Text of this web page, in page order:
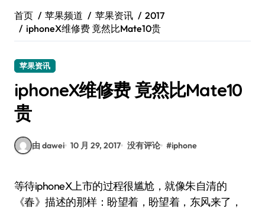
首页 苹果频道 苹果资讯
2017
iphoneX维修费 竟然比Mate10贵
苹果资讯
iphoneX维修费 竟然比Mate10
贵
由 dawei 10 月 29, 2017 没有评论 #iphone
等待iphoneX上市的过程很尴尬，就像朱自清的
《春》描述的那样：盼望着，盼望着，东风来了，